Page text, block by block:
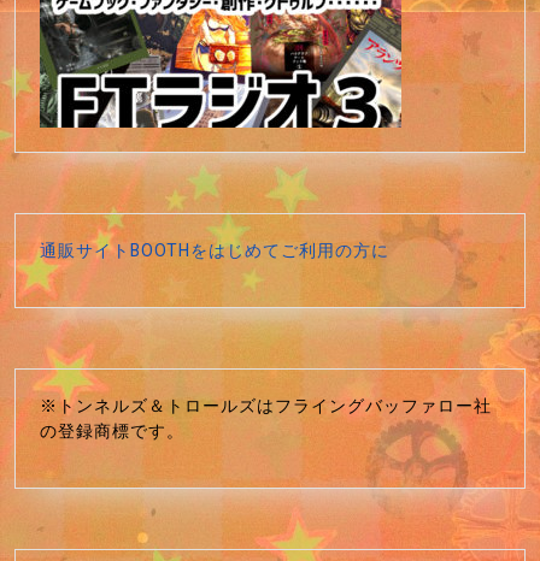
通販サイトBOOTHをはじめてご利用の方に
※トンネルズ＆トロールズはフライングバッファロー社
の登録商標です。